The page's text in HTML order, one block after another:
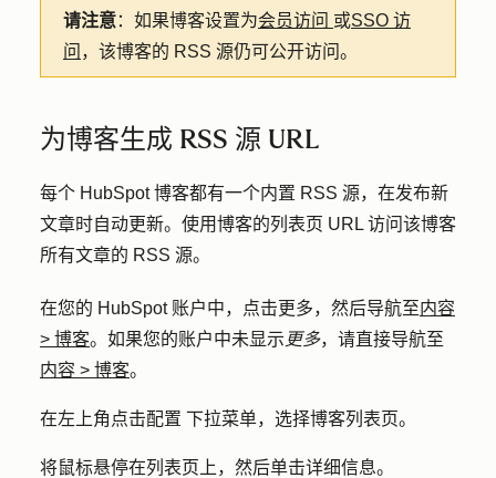
请注意：如果博客设置为会员访问 或SSO 访
问 ，该博客的 RSS 源仍可公开访问。
为博客生成 RSS 源 URL
每个 HubSpot 博客都有一个内置 RSS 源，在发布新
文章时自动更新。使用博客的列表页 URL 访问该博客
所有文章的 RSS 源。
在您的 HubSpot 账户中，点击更多，然后导航至内容
> 博客。如果您的账户中未显示 更多，请直接导航至
内容 > 博客。
在左上角点击配置 下拉菜单，选择博客列表页。
将鼠标悬停在列表页 上，然后单击详细信息。